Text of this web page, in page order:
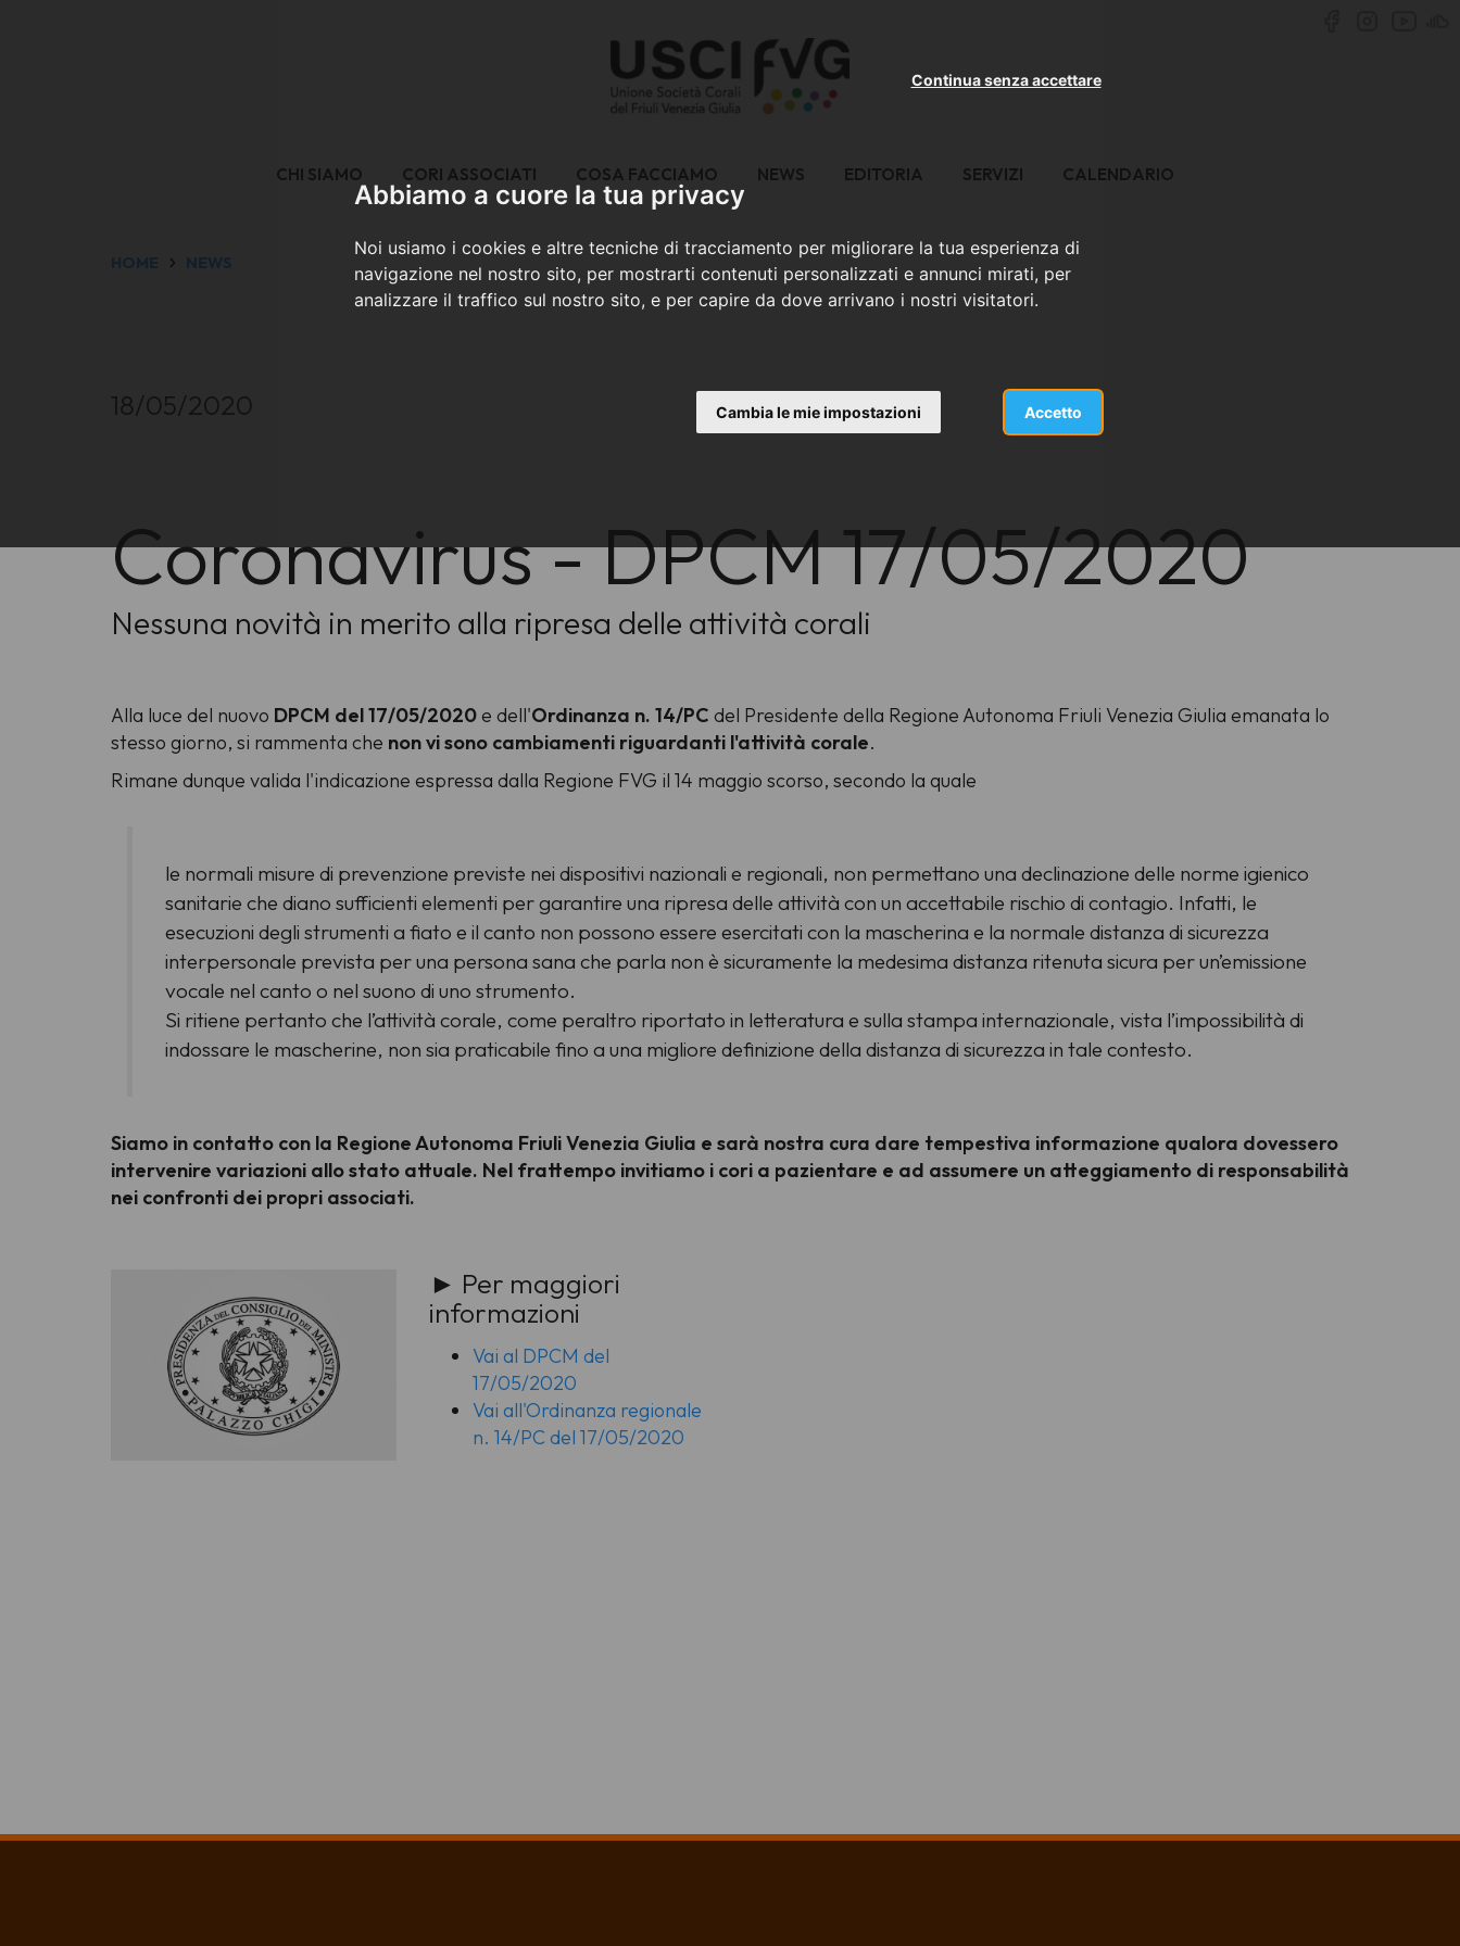
Abbiamo a cuore la tua privacy
Noi usiamo i cookies e altre tecniche di tracciamento per migliorare la tua esperienza di
navigazione nel nostro sito, per mostrarti contenuti personalizzati e annunci mirati, per
analizzare il traffico sul nostro sito, e per capire da dove arrivano i nostri visitatori.
Accetto
Continua senza accettare
Cambia le mie impostazioni
CHI SIAMO CORI ASSOCIATI COSA FACCIAMO NEWS EDITORIA SERVIZI CALENDARIO
HOME NEWS
18/05/2020
Coronavirus - DPCM 17/05/2020
Nessuna novità in merito alla ripresa delle attività corali
Alla luce del nuovo DPCM del 17/05/2020e dell'Ordinanza n. 14/PC del Presidente della Regione Autonoma Friuli Venezia Giulia emanata lo
stesso giorno, si rammenta che non vi sono cambiamenti riguardanti l'attività corale.
Rimane dunque valida l'indicazione espressa dalla Regione FVG il 14 maggio scorso, secondo la quale
le normali misure di prevenzione previste nei dispositivi nazionali e regionali, non permettano una declinazione delle norme igienico
sanitarie che diano sufficienti elementi per garantire una ripresa delle attività con un accettabile rischio di contagio. Infatti, le
esecuzioni degli strumenti a fiato e il canto non possono essere esercitati con la mascherina e la normale distanza di sicurezza
interpersonale prevista per una persona sana che parla non è sicuramente la medesima distanza ritenuta sicura per un’emissione
vocale nel canto o nel suono di uno strumento.
Si ritiene pertanto che l’attività corale, come peraltro riportato in letteratura e sulla stampa internazionale, vista l’impossibilità di
indossare le mascherine, non sia praticabile fino a una migliore definizione della distanza di sicurezza in tale contesto.
Siamo in contatto con la Regione Autonoma Friuli Venezia Giulia e sarà nostra cura dare tempestiva informazione qualora dovessero
intervenire variazioni allo stato attuale. Nel frattempo invitiamo i cori a pazientare e ad assumere un atteggiamento di responsabilità
nei confronti dei propri associati.
► Per maggiori
informazioni
Vai al DPCM del
17/05/2020
Vai all'Ordinanza regionale
n. 14/PC del 17/05/2020